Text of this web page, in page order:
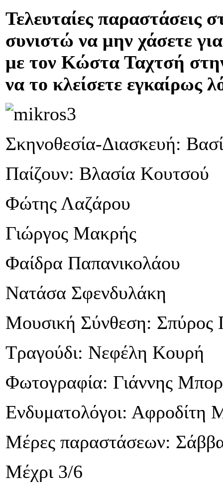
Τελευταίες παραστάσεις
συνιστώ να μην χάσετε
με τον Κώστα Ταχτσή
να το κλείσετε εγκαίρως
Σκηνοθεσία-Διασκευή:
Παίζουν: Βλασία Κουτσού
Φώτης Λαζάρου
Γιώργος Μακρής
Φαίδρα Παπανικολάου
Νατάσα Σφενδυλάκη
Μουσική Σύνθεση: Σπύρος
Τραγούδι: Νεφέλη Κουρή
Φωτογραφία: Γιάννης
Ενδυματολόγοι:
Μέρες παραστάσεων:
Μέχρι 3/6